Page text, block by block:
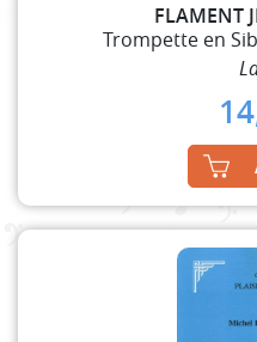
FLAMENT
Trompette en